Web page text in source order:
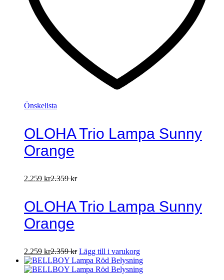
Önskelista
OLOHA Trio Lampa Sunny
Orange
2.259 kr2.359kr
OLOHA Trio Lampa Sunny
Orange
2.259 kr2.359kr Lägg till i varukorg